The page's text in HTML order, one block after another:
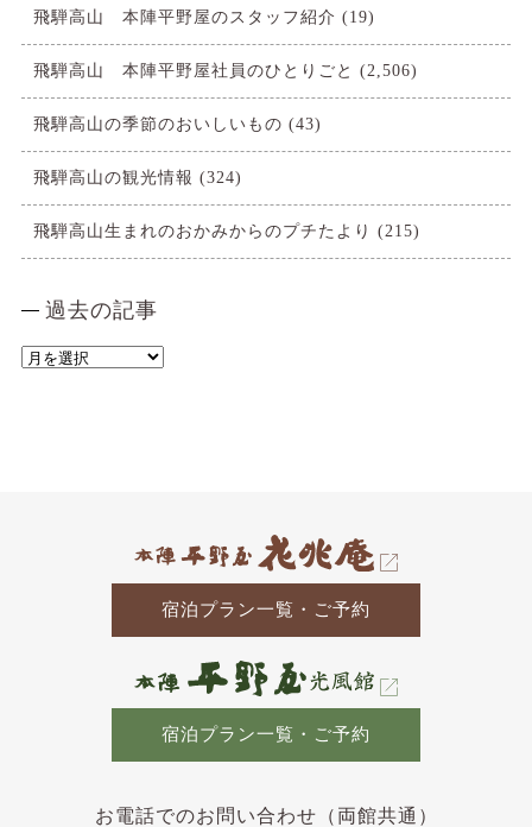
飛騨高山 本陣平野屋のスタッフ紹介 (19)
飛騨高山 本陣平野屋社員のひとりごと (2,506)
飛騨高山の季節のおいしいもの (43)
飛騨高山の観光情報 (324)
飛騨高山生まれのおかみからのプチたより (215)
過去の記事
過
宿泊プラン一覧・ご予約
宿泊プラン一覧・ご予約
お電話でのお問い合わせ（両館共通）